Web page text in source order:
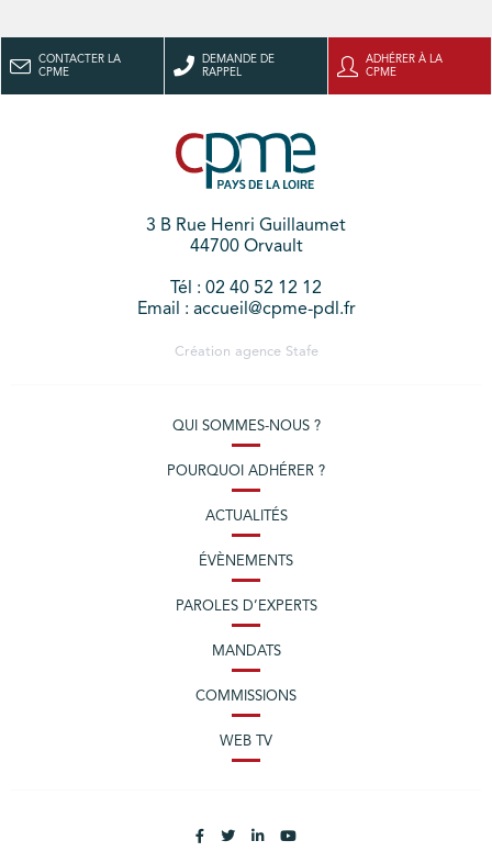
CONTACTER LA
CPME
DEMANDE DE
RAPPEL
ADHÉRER À LA
CPME
3 B Rue Henri Guillaumet
44700 Orvault
Tél : 02 40 52 12 12
Email : accueil@cpme-pdl.fr
Création agence Stafe
QUI SOMMES-NOUS ?
POURQUOI ADHÉRER ?
ACTUALITÉS
ÉVÈNEMENTS
PAROLES D’EXPERTS
MANDATS
COMMISSIONS
WEB TV